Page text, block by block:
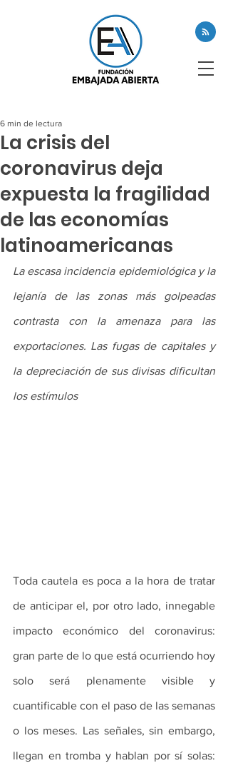
La crisis del
coronavirus deja
expuesta la fragilidad
de las economías
latinoamericanas
6 min de lectura
La escasa incidencia epidemiológica y la
lejanía de las zonas más golpeadas
contrasta con la amenaza para las
exportaciones. Las fugas de capitales y
la depreciación de sus divisas dificultan
los estímulos
Toda cautela es poca a la hora de tratar
de anticipar el, por otro lado, innegable
impacto económico del coronavirus:
gran parte de lo que está ocurriendo hoy
solo será plenamente visible y
cuantificable con el paso de las semanas
o los meses. Las señales, sin embargo,
llegan en tromba y hablan por sí solas: